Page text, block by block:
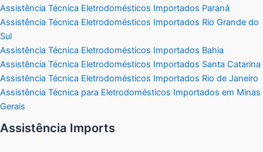
Assistência Técnica Eletrodomésticos Importados Paraná
Assistência Técnica Eletrodomésticos Importados Rio Grande do
Sul
Assistência Técnica Eletrodomésticos Importados Bahia
Assistência Técnica Eletrodomésticos Importados Santa Catarina
Assistência Técnica Eletrodomésticos Importados Rio de Janeiro
Assistência Técnica para Eletrodomésticos Importados em Minas
Gerais
Assistência Imports